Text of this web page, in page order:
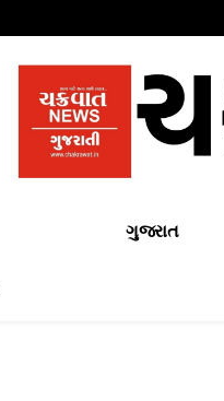
ગુજરાત